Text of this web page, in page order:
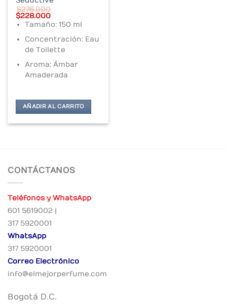
$276.000
Original
price
was:
$276.000.
$228.000Current
price
is:
$228.000.
Tamaño: 150 ml
Concentración: Eau
de Toilette
Aroma: Ámbar
Amaderada
AÑADIR AL CARRITO
CONTÁCTANOS
Teléfonos y WhatsApp
601 5619002 |
317 5920001
WhatsApp
317 5920001
Correo Electrónico
info@elmejorperfume.com
Bogotá D.C.